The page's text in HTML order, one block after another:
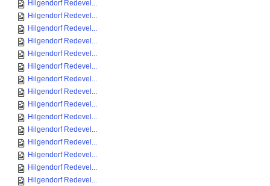
Hilgendorf Redevel...
Hilgendorf Redevel...
Hilgendorf Redevel...
Hilgendorf Redevel...
Hilgendorf Redevel...
Hilgendorf Redevel...
Hilgendorf Redevel...
Hilgendorf Redevel...
Hilgendorf Redevel...
Hilgendorf Redevel...
Hilgendorf Redevel...
Hilgendorf Redevel...
Hilgendorf Redevel...
Hilgendorf Redevel...
Hilgendorf Redevel...